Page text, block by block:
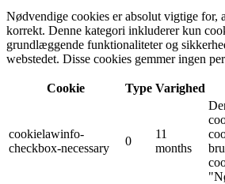
Nødvendige cookies er absolut vigtige for,
korrekt. Denne kategori inkluderer kun
grundlæggende funktionaliteter og
webstedet. Disse cookies gemmer ingen
Cookie Type Varighed
cookielawinfo-
checkbox-necessary
0
11
months